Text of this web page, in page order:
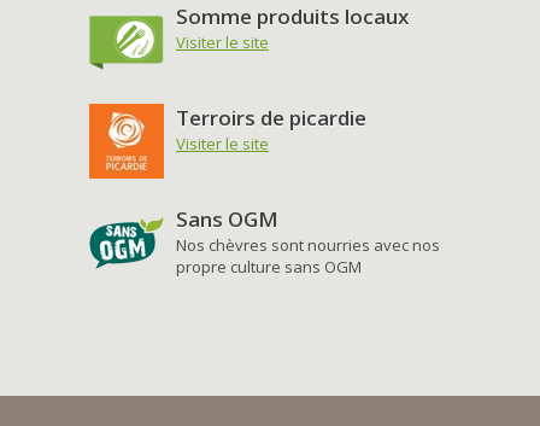
Somme produits locaux
Visiter le site
Terroirs de picardie
Visiter le site
Sans OGM
Nos chèvres sont nourries avec nos
propre culture sans OGM